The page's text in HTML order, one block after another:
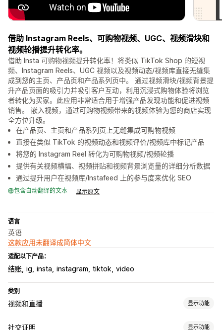
借助 Instagram Reels、可购物视频、UGC、视频滑块和
视频轮播提升转化率。
借助 Insta 可购物视频提升转化率！将类似 TikTok Shop 的短视
频、Instagram Reels、UGC 视频以及视频动态/视频库直接无缝集
成到您的主页、产品页和产品系列页中。 通过视频滑块/视频背景提
升产品页面的吸引力并吸引客户互动，利用沉浸式购物体验将浏览
者转化为买家。此应用非常适合用于增强产品发现功能和促进视频
销售。 嵌入视频，通过可购物视频带来的视频体验为您的商店实现
全方位升级。
在产品页、主页和产品系列页上无缝集成可购物视频
直接在类似 TikTok 的视频动态和视频评价/视频库中标记产品
将您的 Instagram Reel 转化为可购物视频/视频轮播
提供有关视频横幅、视频拼贴和视频背景浏览量的详细分析数据
通过提升用户在视频库/Instafeed 上的参与度来优化 SEO
包含自动翻译的文本 显示原文
语言
英语
这款应用未翻译成简体中文
适配以下产品：
结账 ig insta instagram tiktok video
类别
视频和直播 显示功能
视频管理
社交证明 显示功能